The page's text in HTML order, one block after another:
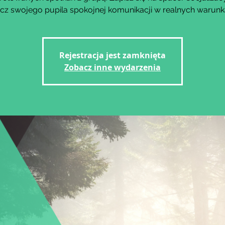
swojego pupila spokojnej komunikacji w realnych
Rejestracja jest zamknięta
Zobacz inne wydarzenia